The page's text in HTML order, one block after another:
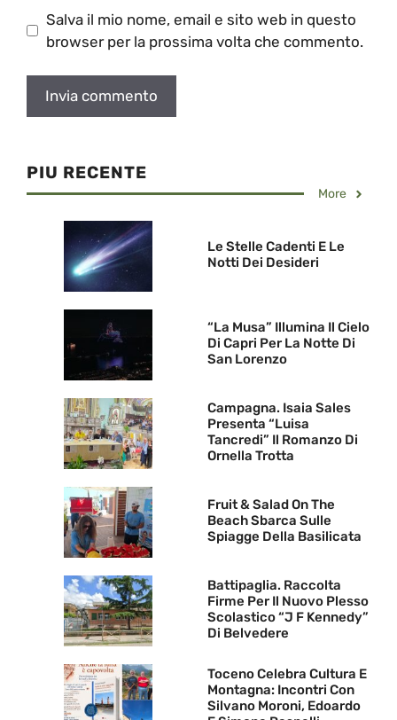
Salva il mio nome, email e sito web in questo
browser per la prossima volta che commento.
PIU RECENTE
More
Le Stelle Cadenti E Le
Notti Dei Desideri
“La Musa” Illumina Il Cielo
Di Capri Per La Notte Di
San Lorenzo
Campagna. Isaia Sales
Presenta “Luisa
Tancredi” Il Romanzo Di
Ornella Trotta
Fruit & Salad On The
Beach Sbarca Sulle
Spiagge Della Basilicata
Battipaglia. Raccolta
Firme Per Il Nuovo Plesso
Scolastico “J F Kennedy”
Di Belvedere
Toceno Celebra Cultura E
Montagna: Incontri Con
Silvano Moroni, Edoardo